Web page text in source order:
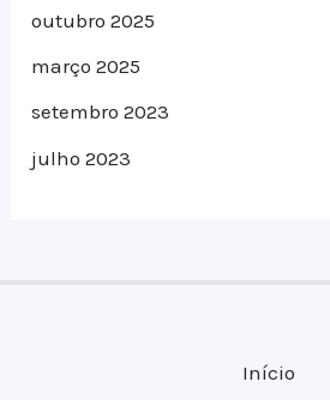
outubro 2025
março 2025
setembro 2023
julho 2023
Início